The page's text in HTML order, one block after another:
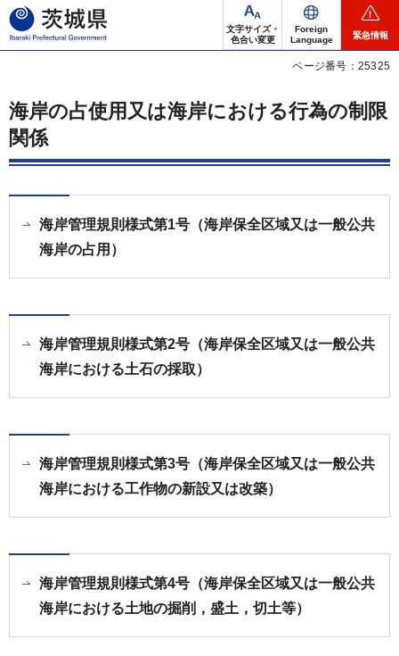
茨城県
文字サイズ・
色合い変更
Foreign
Language
緊急情報
ページ番号：25325
海岸の占使用又は海岸における行為の制限
関係
海岸管理規則様式第1号（海岸保全区域又は一般公共
海岸の占用）
海岸管理規則様式第2号（海岸保全区域又は一般公共
海岸における土石の採取）
海岸管理規則様式第3号（海岸保全区域又は一般公共
海岸における工作物の新設又は改築）
海岸管理規則様式第4号（海岸保全区域又は一般公共
海岸における土地の掘削，盛土，切土等）